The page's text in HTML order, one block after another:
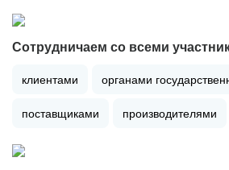
Сотрудничаем со всеми
клиентами органами
поставщиками производителями